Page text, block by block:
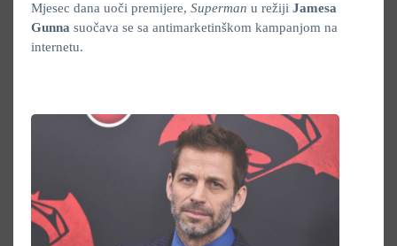
Mjesec dana uoči premijere, Superman u režiji Jamesa
Gunna suočava se sa antimarketinškom kampanjom na
internetu.